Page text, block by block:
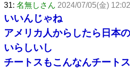
31: 名無しさん 2024/07/05(金)
いいんじゃね
アメリカ人からしたら日本
いらしいし
チートスもこんなんチート